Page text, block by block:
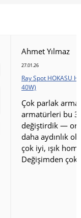
Ahmet Yılmaz
27.01.26
Ray Spot HOKASU
40W)
Çok parlak
armatürleri bu
değiştirdik —
daha aydınlık
çok iyi, ışık
Değişimden çok